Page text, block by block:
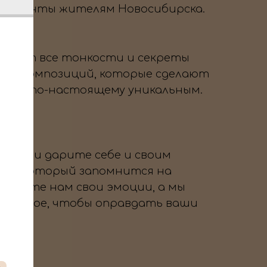
моменты жителям Новосибирска.
все тонкости и секреты
композиций, которые сделают
по-настоящему уникальным.
нам и дарите себе и своим
который запомнится на
нам свои эмоции, а мы
чтобы оправдать ваши